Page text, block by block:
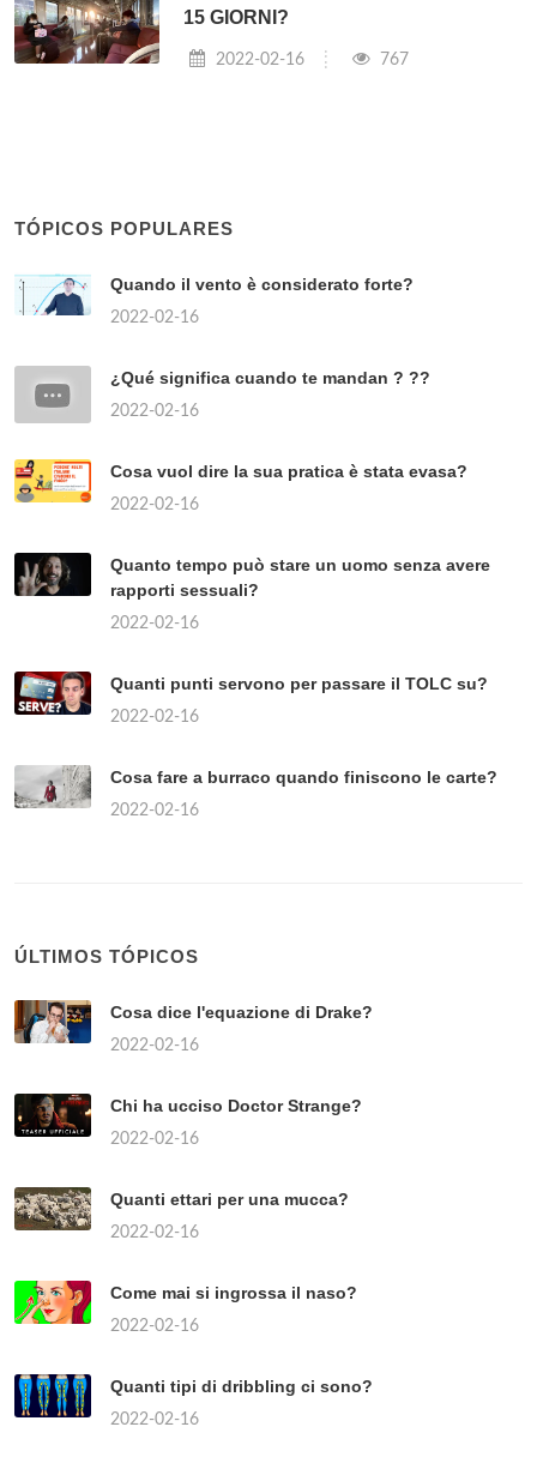
15 GIORNI?
2022-02-16 767
TÓPICOS POPULARES
Quando il vento è considerato forte?
2022-02-16
¿Qué significa cuando te mandan ? ??
2022-02-16
Cosa vuol dire la sua pratica è stata evasa?
2022-02-16
Quanto tempo può stare un uomo senza avere
rapporti sessuali?
2022-02-16
Quanti punti servono per passare il TOLC su?
2022-02-16
Cosa fare a burraco quando finiscono le carte?
2022-02-16
ÚLTIMOS TÓPICOS
Cosa dice l'equazione di Drake?
2022-02-16
Chi ha ucciso Doctor Strange?
2022-02-16
Quanti ettari per una mucca?
2022-02-16
Come mai si ingrossa il naso?
2022-02-16
Quanti tipi di dribbling ci sono?
2022-02-16